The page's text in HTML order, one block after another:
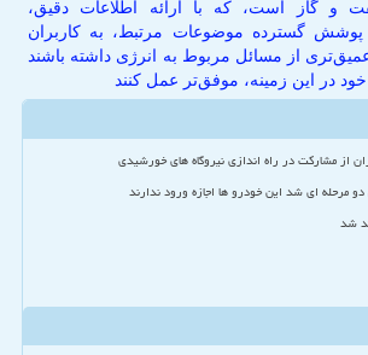
و گاز است، که با ارائه اطلاعات دقیق،
پوشش گسترده موضوعات مرتبط، به کاربران
از مسائل مربوط به انرژی داشته باشند
در این زمینه، موفق‌تر عمل کنند
از مشارکت در راه اندازی نیروگاه های خورشیدی
مرحله ای شد این خودرو ها اجازه ورود ندارند
شد